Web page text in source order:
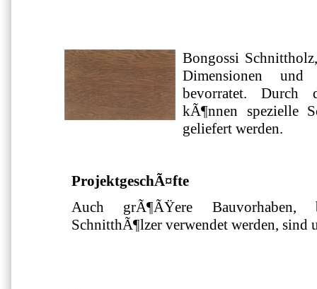
Bongossi
Dimensionen
bevorratet. Durch
kÃ¶nnen spezielle
geliefert werden.
ProjektgeschÃ¤fte
Auch grÃ¶ÃŸere Bauvorhaben,
SchnitthÃ¶lzer verwendet werden, sind